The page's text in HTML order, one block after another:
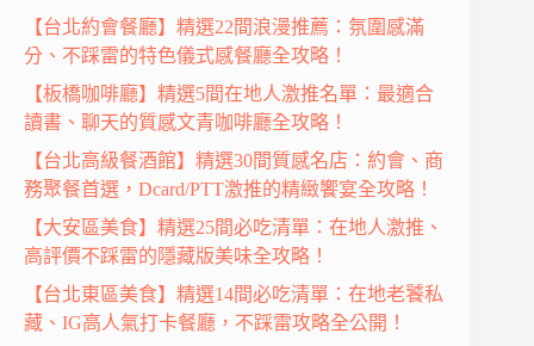
【台北約會餐廳】精選22間浪漫推薦：氛圍感滿
分、不踩雷的特色儀式感餐廳全攻略！
【板橋咖啡廳】精選5間在地人激推名單：最適合
讀書、聊天的質感文青咖啡廳全攻略！
【台北高級餐酒館】精選30間質感名店：約會、商
務聚餐首選，Dcard/PTT激推的精緻饗宴全攻略！
【大安區美食】精選25間必吃清單：在地人激推、
高評價不踩雷的隱藏版美味全攻略！
【台北東區美食】精選14間必吃清單：在地老饕私
藏、IG高人氣打卡餐廳，不踩雷攻略全公開！